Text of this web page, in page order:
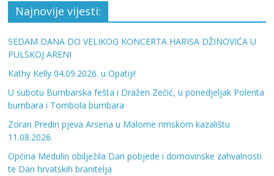
Najnovije vijesti:
SEDAM DANA DO VELIKOG KONCERTA HARISA DŽINOVIĆA U
PULSKOJ ARENI
Kathy Kelly 04.09.2026. u Opatiji!
U subotu Bumbarska fešta i Dražen Zečić, u ponedjeljak Polenta
bumbara i Tombola bumbara
Zoran Predin pjeva Arsena u Malome rimskom kazalištu
11.08.2026.
Općina Medulin obilježila Dan pobjede i domovinske zahvalnosti
te Dan hrvatskih branitelja